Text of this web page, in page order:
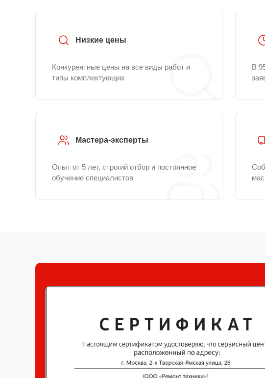
Низкие цены
Конкурентные цены на все виды работ и
типы комплектующих
В
Мастера-эксперты
Опыт от 5 лет, строгий отбор и постоянное
обучение специалистов